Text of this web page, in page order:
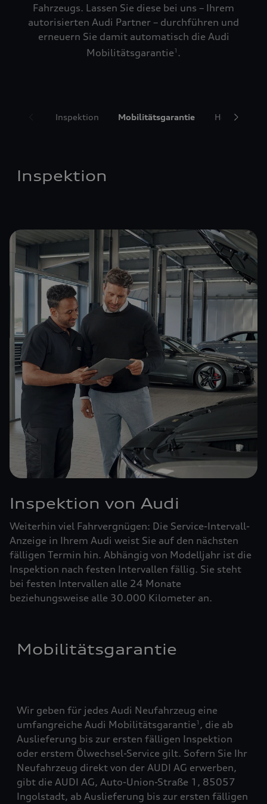
Fahrzeugs. Lassen Sie diese bei uns – Ihrem
autorisierten Audi Partner – durchführen und
erneuern Sie damit automatisch die Audi
Mobilitätsgarantie1 .
Inspektion Mobilitätsgarantie Hol- und
Inspektion
Inspektion von Audi
Weiterhin viel Fahrvergnügen: Die Service-Intervall-
Anzeige in Ihrem Audi weist Sie auf den nächsten
fälligen Termin hin. Abhängig von Modelljahr ist die
Inspektion nach festen Intervallen fällig. Sie steht
bei festen Intervallen alle 24 Monate
beziehungsweise alle 30.000 Kilometer an.
Mobilitätsgarantie
Wir geben für jedes Audi Neufahrzeug eine
umfangreiche Audi Mobilitätsgarantie1 , die ab
Auslieferung bis zur ersten fälligen Inspektion
oder erstem Ölwechsel-Service gilt. Sofern Sie Ihr
Neufahrzeug direkt von der AUDI AG erwerben,
gibt die AUDI AG, Auto-Union-Straße 1, 85057
Ingolstadt, ab Auslieferung bis zur ersten fälligen